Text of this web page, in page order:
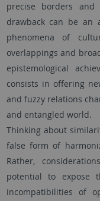
precise borders
drawback can be an
phenomena of
overlappings and
epistemological
consists in offering
and fuzzy relations
and entangled world.
Thinking about
false form of
Rather,
potential to expose
incompatibilities of